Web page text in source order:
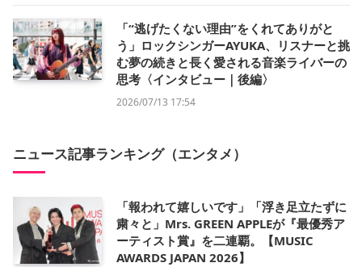
「“逃げたくない理由”をくれてありがと
う」ロックシンガーAYUKA、リスナーと挑
む夢の続きと長く愛される音楽ライバーの
思考〈インタビュー｜後編〉
2026/07/13 17:54
ニュース記事ランキング（エンタメ）
「報われて嬉しいです」「浮き足立たずに
粛々と」Mrs. GREEN APPLEが『最優秀ア
ーティスト賞』を二連覇。【MUSIC
AWARDS JAPAN 2026】